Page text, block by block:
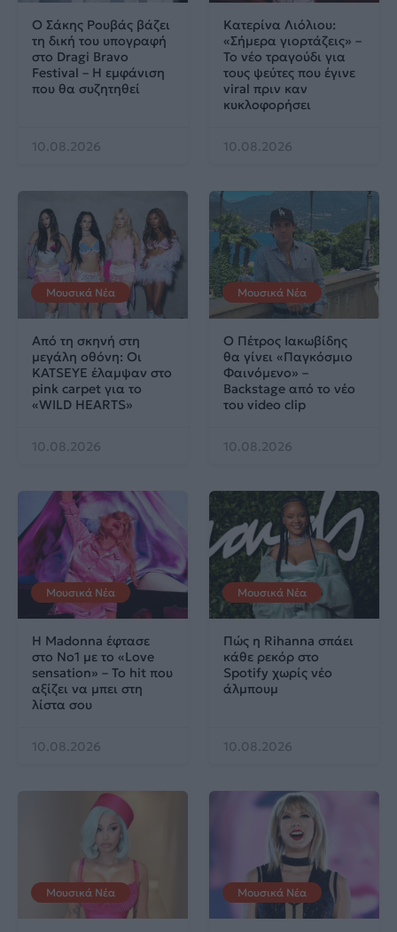
Ο Σάκης Ρουβάς βάζει
τη δική του υπογραφή
στο Dragi Bravo
Festival – Η εμφάνιση
που θα συζητηθεί
10.08.2026
Κατερίνα Λιόλιου:
«Σήμερα γιορτάζεις» –
Το νέο τραγούδι για
τους ψεύτες που έγινε
viral πριν καν
κυκλοφορήσει
10.08.2026
Μουσικά Νέα
Από τη σκηνή στη
μεγάλη οθόνη: Οι
KATSEYE έλαμψαν στο
pink carpet για το
«WILD HEARTS»
10.08.2026
Μουσικά Νέα
Ο Πέτρος Ιακωβίδης
θα γίνει «Παγκόσμιο
Φαινόμενο» –
Backstage από το νέο
του video clip
10.08.2026
Μουσικά Νέα
Η Madonna έφτασε
στο No1 με το «Love
sensation» – Το hit που
αξίζει να μπει στη
λίστα σου
10.08.2026
Μουσικά Νέα
Πώς η Rihanna σπάει
κάθε ρεκόρ στο
Spotify χωρίς νέο
άλμπουμ
10.08.2026
Μουσικά Νέα Μουσικά Νέα